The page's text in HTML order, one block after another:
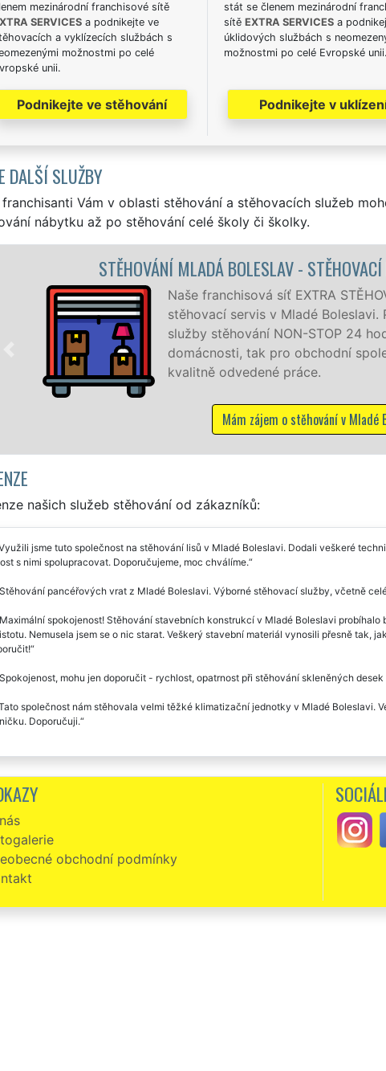
mezinárodní franchisové sítě
SERVICESa podnikejte ve
a vyklízecích službách s
možnostmi po celé
unii.
Podnikejte ve stěhování
stát se členem mezinárodní
sítě EXTRA SERVICESa
úklidových službách s
možnostmi po celé Evropské unii.
Podnikejte v
DALŠÍ SLUŽBY
franchisanti Vám v oblasti stěhování a stěhovacích služeb
nábytku až po stěhování celé školy či školky.
- STĚHOVACÍ PRÁCE MLADÁ BOLESLAV
síť EXTRA STĚHOVÁNÍ vám zajišťuje kompletní
v Mladé Boleslavi. Poskytujeme profesionální a kvalitní
NON-STOP 24 hodin denně, 7 dní v týdnu jak pro
pro obchodní společnosti, a to levně a se zárukou
práce.
našich služeb stěhování od zákazníků:
jsme tuto společnost na stěhování lisů v Mladé Boleslavi. Dodali veškeré
s nimi spolupracovat. Doporučujeme, moc chválíme.
Stěhování pancéřových vrat z Mladé Boleslavi. Výborné stěhovací služby, včetně
Maximální spokojenost! Stěhování stavebních konstrukcí v Mladé Boleslavi
Nemusela jsem se o nic starat. Veškerý stavební materiál vynosili přesně tak,
Spokojenost, mohu jen doporučit - rychlost, opatrnost při stěhování skleněných
společnost nám stěhovala velmi těžké klimatizační jednotky v Mladé Boleslavi.
Doporučuji.
obchodní podmínky